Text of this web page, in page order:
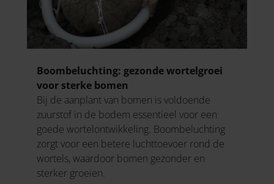
Boombeluchting: gezonde wortelgroei
voor sterke bomen
Bij de aanplant van bomen is voldoende
zuurstof in de bodem essentieel voor een
goede wortelontwikkeling. Boombeluchting
zorgt voor een betere luchttoevoer rond de
wortels, waardoor bomen gezonder en
sterker groeien.